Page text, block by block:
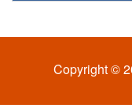
Copyright ©